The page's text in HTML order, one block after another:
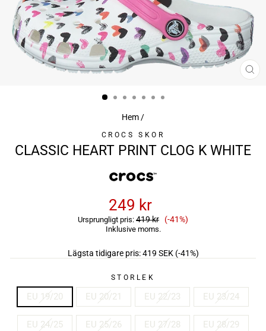
Hem/
CROCS SKOR
CLASSIC HEART PRINT CLOG K WHITE
249 kr
Ursprungligt pris: 419 kr Reapris
(-41%)
Inklusive moms.
Lägsta tidigare pris: 419 SEK (-41%)
STORLEK
EU 19/20 EU 20/21 EU 22/23 EU 23/24
EU 24/25 EU 25/26 EU 27/28 EU 28/29